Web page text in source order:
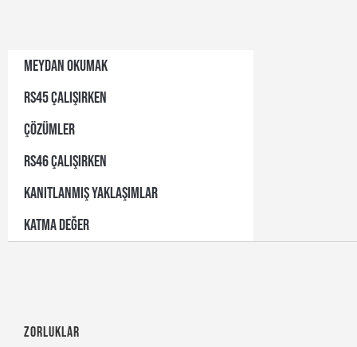
MEYDAN OKUMAK
RS45 ÇALIŞIRKEN
ÇÖZÜMLER
RS46 ÇALIŞIRKEN
KANITLANMIŞ YAKLAŞIMLAR
KATMA DEĞER
ZORLUKLAR